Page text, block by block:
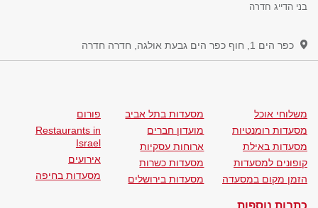
בני הדייג חדרה
כפר הים 1, חוף כפר הים גבעת אולגה, חדרה חדרה
משלוחי אוכל
מסעדות רומנטיות
מסעדות באילת
קופונים למסעדות
הזמן מקום במסעדה
מסעדות בתל אביב
מועדון חברים
ארוחות עסקיות
מסעדות כשרות
מסעדות בירושלים
פורום
Restaurants in
Israel
אירועים
מסעדות בחיפה
כתבות נוספות